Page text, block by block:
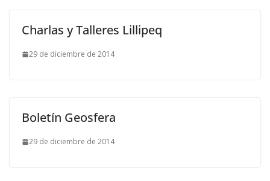
Charlas y Talleres Lillipeq
29 de diciembre de 2014
Boletín Geosfera
29 de diciembre de 2014